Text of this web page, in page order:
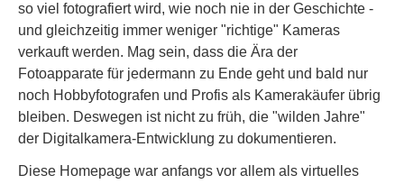
so viel fotografiert wird, wie noch nie in der Geschichte -
und gleichzeitig immer weniger "richtige" Kameras
verkauft werden. Mag sein, dass die Ära der
Fotoapparate für jedermann zu Ende geht und bald nur
noch Hobbyfotografen und Profis als Kamerakäufer übrig
bleiben. Deswegen ist nicht zu früh, die "wilden Jahre"
der Digitalkamera-Entwicklung zu dokumentieren.
Diese Homepage war anfangs vor allem als virtuelles